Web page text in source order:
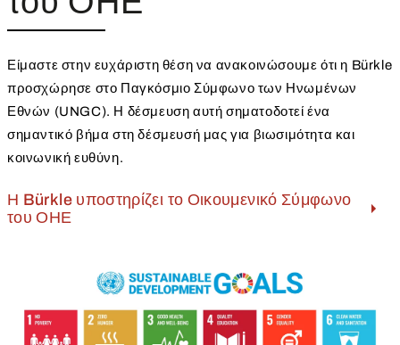
Είμαστε στην ευχάριστη θέση να ανακοινώσουμε ότι η Bürkle
προσχώρησε στο Παγκόσμιο Σύμφωνο των Ηνωμένων
Εθνών (UNGC). Η δέσμευση αυτή σηματοδοτεί ένα
σημαντικό βήμα στη δέσμευσή μας για βιωσιμότητα και
κοινωνική ευθύνη.
Η Bürkle υποστηρίζει το Οικουμενικό Σύμφωνο
του ΟΗΕ